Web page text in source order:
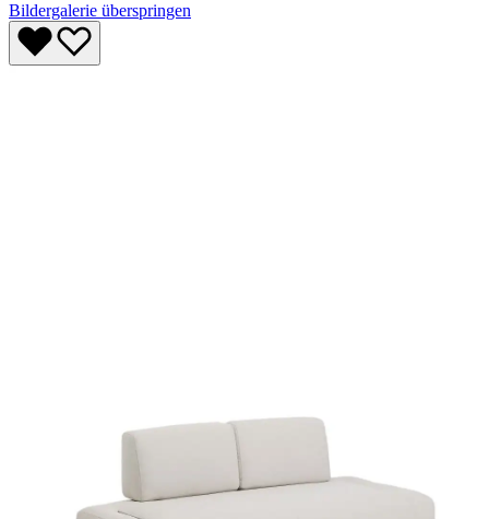
Bildergalerie überspringen